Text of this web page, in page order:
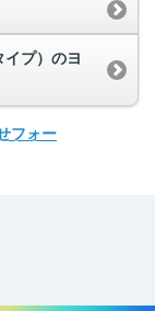
プ）のヨ
フォー